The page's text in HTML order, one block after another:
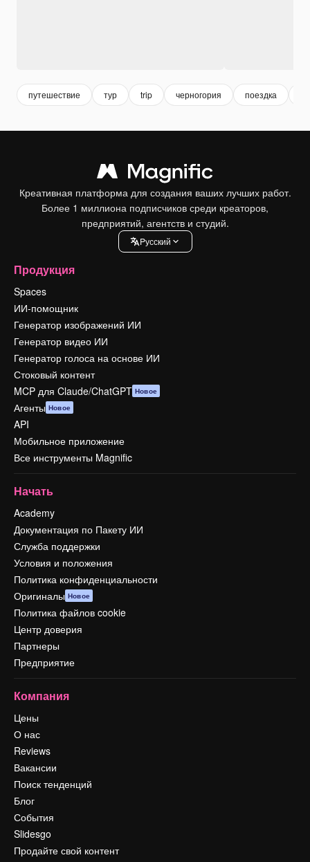
путешествие тур trip черногория поездка
Креативная платформа для создания ваших лучших работ.
Более 1 миллиона подписчиков среди креаторов,
предприятий, агентств и студий.
Pусский
Продукция
Spaces
ИИ-помощник
Генератор изображений ИИ
Генератор видео ИИ
Генератор голоса на основе ИИ
Стоковый контент
MCP для Claude/ChatGPT Новое
Агенты Новое
API
Мобильное приложение
Все инструменты Magnific
Начать
Academy
Документация по Пакету ИИ
Служба поддержки
Условия и положения
Политика конфиденциальности
Оригиналы Новое
Политика файлов cookie
Центр доверия
Партнеры
Предприятие
Компания
Цены
О нас
Reviews
Вакансии
Поиск тенденций
Блог
События
Slidesgo
Продайте свой контент